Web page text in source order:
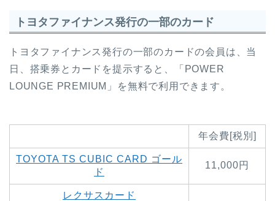
トヨタファイナンス発行の一部のカード
トヨタファイナンス発行の一部のカードの会員は、当
日、搭乗券とカードを提示すると、「POWER
LOUNGE PREMIUM」を無料で利用できます。
年会費[税別]
TOYOTA TS CUBIC CARD ゴール
ド
11,000円
レクサスカード